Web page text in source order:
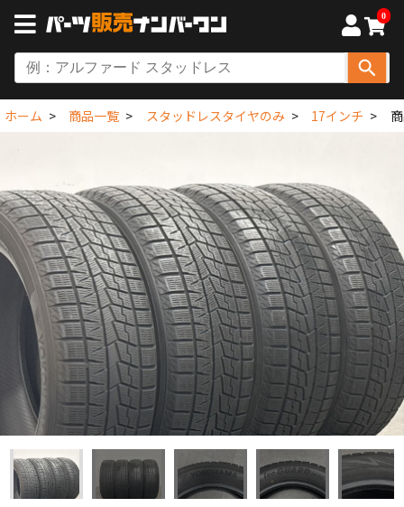
0
ホーム 商品一覧 スタッドレスタイヤのみ 17インチ